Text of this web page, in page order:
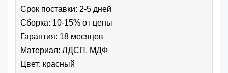
Срок поставки: 2-5 дней
Сборка: 10-15% от цены
Гарантия: 18 месяцев
Материал: ЛДСП, МДФ
Цвет: красный